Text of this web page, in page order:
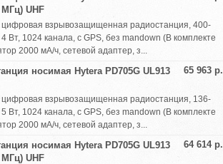
МГц) UHF
взрывозащищенная радиостанция, 400-
Вт, 1024 канала, с GPS, без mandown (В комплекте
2000 мА/ч, сетевой адаптер, з...
65 963 р.
носимая Hytera PD705G UL913
взрывозащищенная радиостанция, 136-
Вт, 1024 канала, с GPS, без mandown (В комплекте
2000 мА/ч, сетевой адаптер, з...
64 614 р.
носимая Hytera PD705G UL913
МГц) UHF